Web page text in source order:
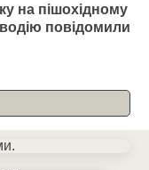
на пішохідному
водію повідомили